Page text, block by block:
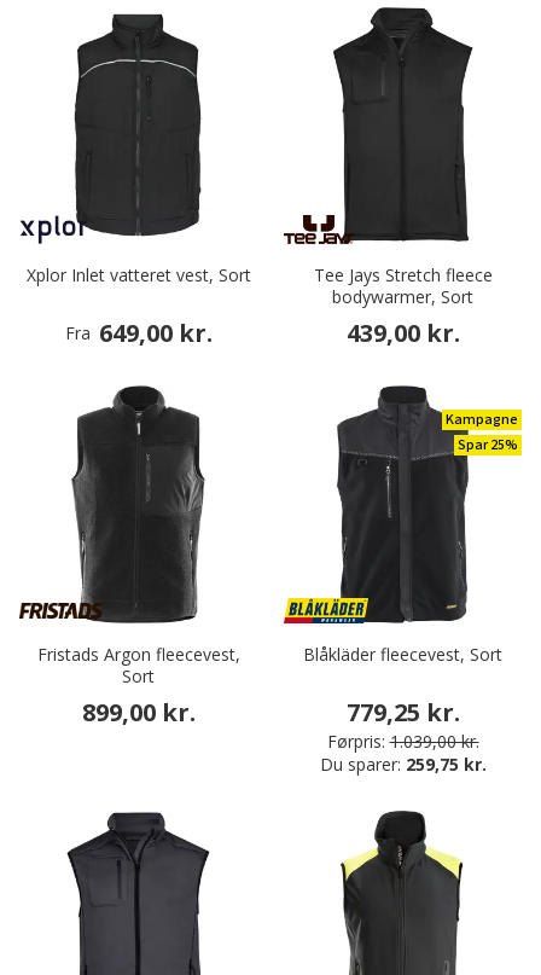
Xplor Inlet vatteret vest, Sort
Fra 649,00 kr.
Tee Jays Stretch fleece
bodywarmer, Sort
439,00 kr.
Fristads Argon fleecevest,
Sort
899,00 kr.
Kampagne
Spar 25%
Blåkläder fleecevest, Sort
779,25 kr.
Førpris: 1.039,00 kr.
Du sparer: 259,75 kr.